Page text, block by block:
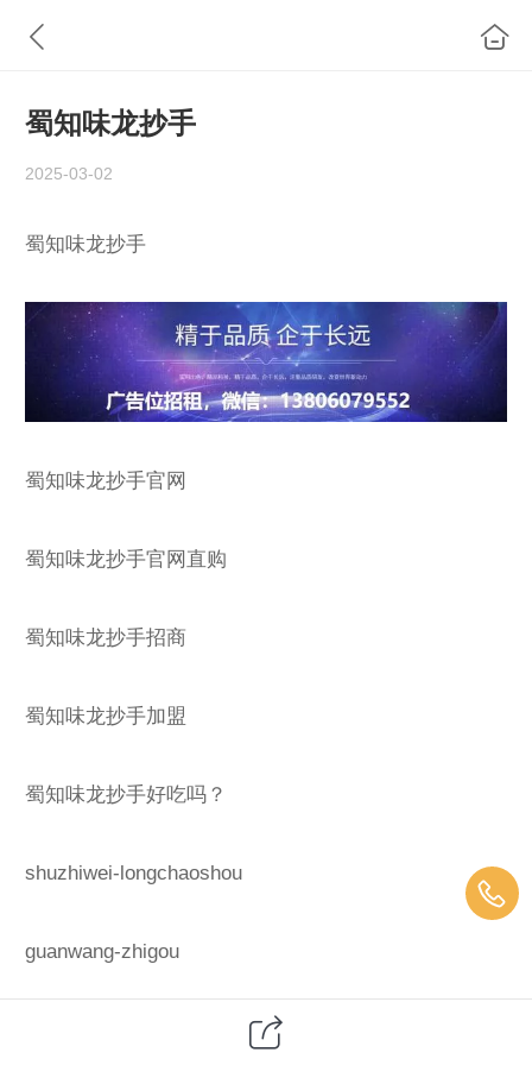
蜀知味龙抄手
2025-03-02
蜀知味龙抄手
蜀知味龙抄手官网
蜀知味龙抄手官网直购
蜀知味龙抄手招商
蜀知味龙抄手加盟
蜀知味龙抄手好吃吗？
shuzhiwei-longchaoshou
guanwang-zhigou